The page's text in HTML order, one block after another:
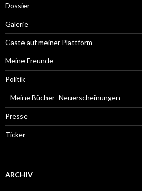
Dossier
Galerie
Gäste auf meiner Plattform
Meine Freunde
Politik
Meine Bücher -Neuerscheinungen
Presse
Ticker
ARCHIV